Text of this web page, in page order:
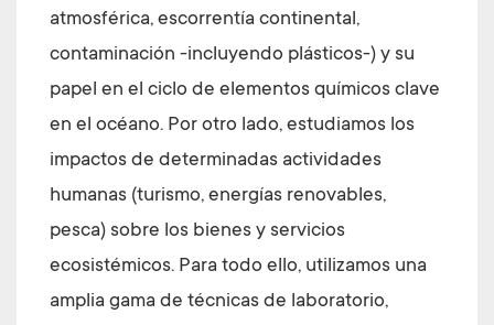
atmosférica, escorrentía continental,
contaminación -incluyendo plásticos-) y su
papel en el ciclo de elementos químicos clave
en el océano. Por otro lado, estudiamos los
impactos de determinadas actividades
humanas (turismo, energías renovables,
pesca) sobre los bienes y servicios
ecosistémicos. Para todo ello, utilizamos una
amplia gama de técnicas de laboratorio,